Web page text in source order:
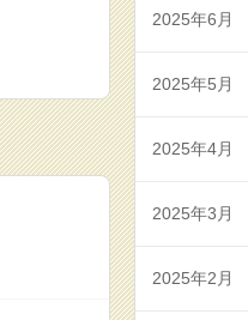
2025年6月
2025年5月
2025年4月
2025年3月
2025年2月